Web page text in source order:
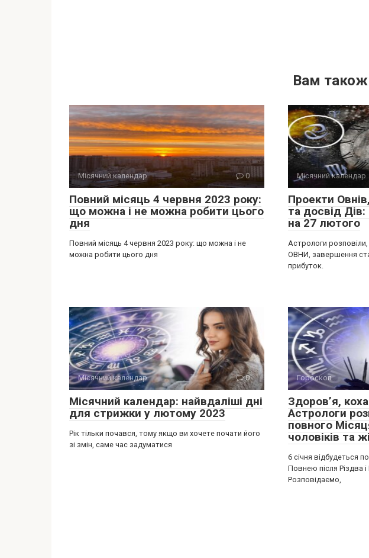
Вам
Місячний календар 0
Повний місяць 4 червня 2023 року:
що можна і не можна робити цього
дня
Повний місяць 4 червня 2023 року: що можна і не
можна робити цього дня
Місячний календар
Проекти
та досвід
на 27 лютого
Астрологи розповіли,
ОВНИ, завершення
прибуток.
Місячний календар 0
Місячний календар: найвдаліші дні
для стрижки у лютому 2023
Рік тільки почався, тому якщо ви хочете почати його
зі змін, саме час задуматися
Гороскоп
Здоров’я,
Астрологи
повного
чоловіків та
6 січня відбудеться
Повнею після Різдва
Розповідаємо,